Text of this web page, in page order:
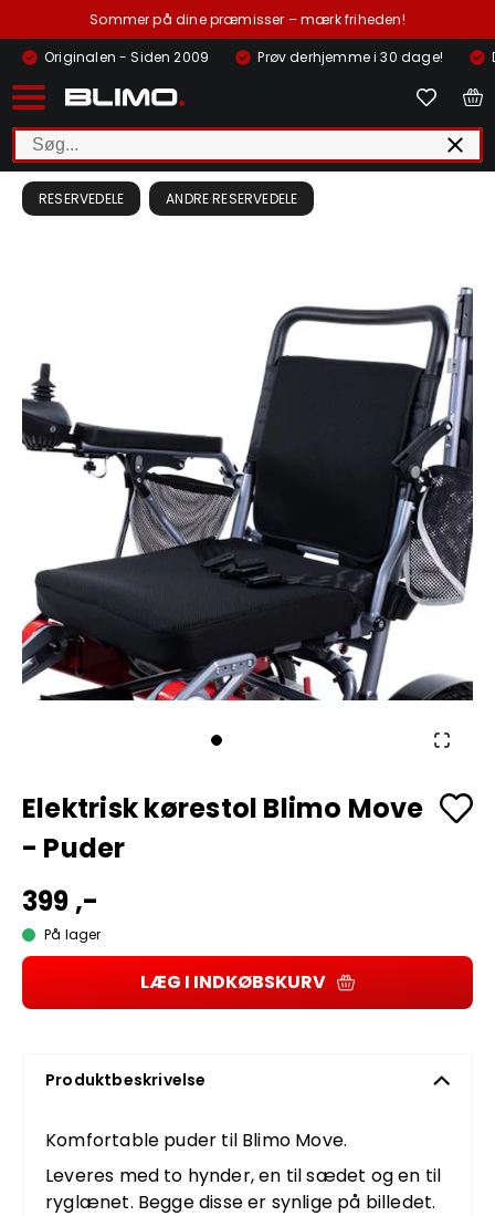
Sommer på dine præmisser – mærk friheden!
Originalen - Siden 2009
Prøv derhjemme i 30 dage!
RESERVEDELE ANDRE RESERVEDELE
Elektrisk kørestol Blimo Move
- Puder
399 ,-
På lager
LÆG I INDKØBSKURV
Produktbeskrivelse
Komfortable puder til Blimo Move.
Leveres med to hynder, en til sædet og en til
ryglænet. Begge disse er synlige på billedet.